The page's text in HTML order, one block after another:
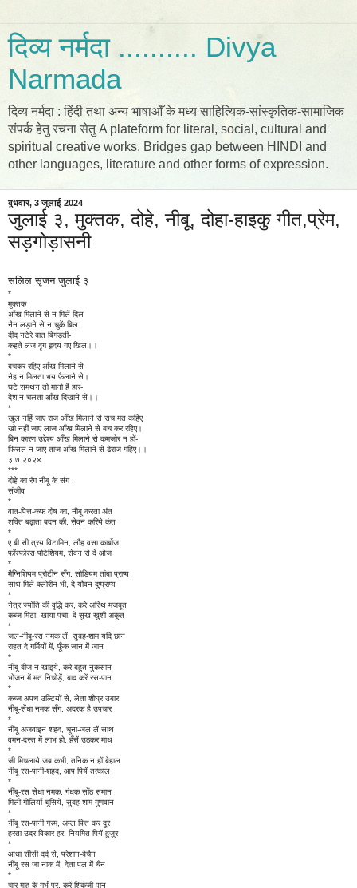
दिव्य नर्मदा .......... Divya
Narmada
दिव्य नर्मदा : हिंदी तथा अन्य भाषाओँ के मध्य साहित्यिक-सांस्कृतिक-सामाजिक
संपर्क हेतु रचना सेतु A plateform for literal, social, cultural and
spiritual creative works. Bridges gap between HINDI and
other languages, literature and other forms of expression.
बुधवार, 3 जुलाई 2024
जुलाई ३, मुक्तक, दोहे, नीबू, दोहा-हाइकु गीत,प्रेम,
सड़गोड़ासनी
सलिल सृजन जुलाई ३
*
मुक्तक
आँख मिलाने से न मिलें दिल
नैन लड़ाने से न चुकें बिल.
दीद नटेरे बात बिगड़ती-
कहते लज दृग हृदय गए खिल।।
*
बचकर रहिए आँख मिलाने से
नेह न मिलता भय फैलाने से।
घटे समर्थन तो मानो है हार-
देश न चलता आँख दिखाने से।।
*
खुल नहिं जाए राज आँख मिलाने से सच मत कहिए
खो नहीं जाए लाज आँख मिलाने से बच कर रहिए।
बिन कारण उद्देश्य आँख मिलाने से कमजोर न हों-
फिसल न जाए ताज आँख मिलाने से ढेराज गहिए।।
३.७.२०२४
***
दोहे का रंग नीबू के संग :
संजीव
*
वात-पित्त-कफ दोष का, नीबू करता अंत
शक्ति बढ़ाता बदन की, सेवन करिये कंत
*
ए बी सी त्रय विटामिन, लौह वसा कार्बोज
फॉस्फोरस पोटेशियम, सेवन से दें ओज
*
मैग्निशियम प्रोटीन सँग, सोडियम तांबा प्राप्य
साथ मिले क्लोरीन भी, दे यौवन दुष्प्राप्य
*
नेत्र ज्योति की वृद्धि कर, करे अस्थि मजबूत
कब्ज मिटा, खाया-पचा, दे सुख-ख़ुशी अकूत
*
जल-नीबू-रस नमक लें, सुबह-शाम यदि छान
राहत दे गर्मियों में, फूँक जान में जान
*
नींबू-बीज न खाइये, करे बहुत नुकसान
भोजन में मत निचोड़ें, बाद करें रस-पान
*
कब्ज अपच उल्टियों से, लेता शीघ्र उबार
नीबू-सेंधा नमक सँग, अदरक है उपचार
*
नींबू अजवाइन शहद, चूना-जल लें साथ
वमन-दस्त में लाभ हो, हँसें उठकर माथ
*
जी मिचलाये जब कभी, तनिक न हों बेहाल
नीबू रस-पानी-शहद, आप पियें तत्काल
*
नींबू-रस सेंधा नमक, गंधक सोंठ समान
मिली गोलियाँ चूसिये, सुबह-शाम गुणवान
*
नींबू रस-पानी गरम, अम्ल पित्त कर दूर
हरता उदर विकार हर, नियमित पियें हुज़ूर
*
आधा सीसी दर्द से, परेशान-बेचैन
नींबू रस जा नाक में, देता पल में चैन
*
चार माह के गर्भ पर, करें शिकंजी पान